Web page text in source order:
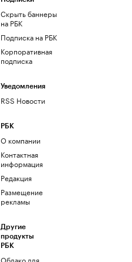
Скрыть баннеры
на РБК
Подписка на РБК
Корпоративная
подписка
Уведомления
RSS Новости
РБК
О компании
Контактная
информация
Редакция
Размещение
рекламы
Другие
продукты
РБК
Облако для